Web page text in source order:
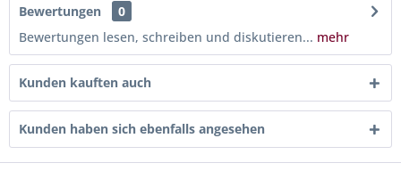
Bewertungen
0
Bewertungen lesen, schreiben und diskutieren... mehr
Kunden kauften auch
Kunden haben sich ebenfalls angesehen